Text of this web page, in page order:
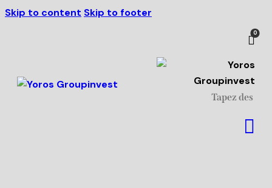
Skip to content Skip to footer
0
Livraison à partir de 500 €